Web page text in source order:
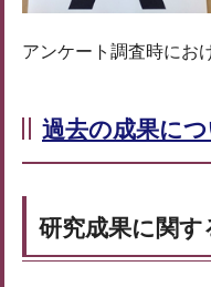
アンケート調査時にお
過去の成果に
研究成果に関す